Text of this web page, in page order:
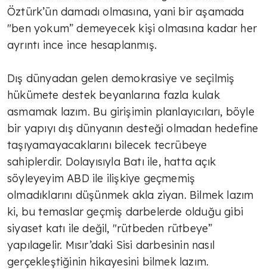
Öztürk’ün damadı olmasına, yani bir aşamada
"ben yokum” demeyecek kişi olmasına kadar her
ayrıntı ince ince hesaplanmış.
Dış dünyadan gelen demokrasiye ve seçilmiş
hükümete destek beyanlarına fazla kulak
asmamak lazım. Bu girişimin planlayıcıları, böyle
bir yapıyı dış dünyanın desteği olmadan hedefine
taşıyamayacaklarını bilecek tecrübeye
sahiplerdir. Dolayısıyla Batı ile, hatta açık
söyleyeyim ABD ile ilişkiye geçmemiş
olmadıklarını düşünmek akla ziyan. Bilmek lazım
ki, bu temaslar geçmiş darbelerde olduğu gibi
siyaset katı ile değil, "rütbeden rütbeye”
yapılagelir. Mısır’daki Sisi darbesinin nasıl
gerçekleştiğinin hikayesini bilmek lazım.
Zorlu süreç
TÜLİN YALMAN
Geçici rahatlama mı çözüm mü?
TÜLİN YALMAN
İlham veren kadınlar
TÜLİN YALMAN